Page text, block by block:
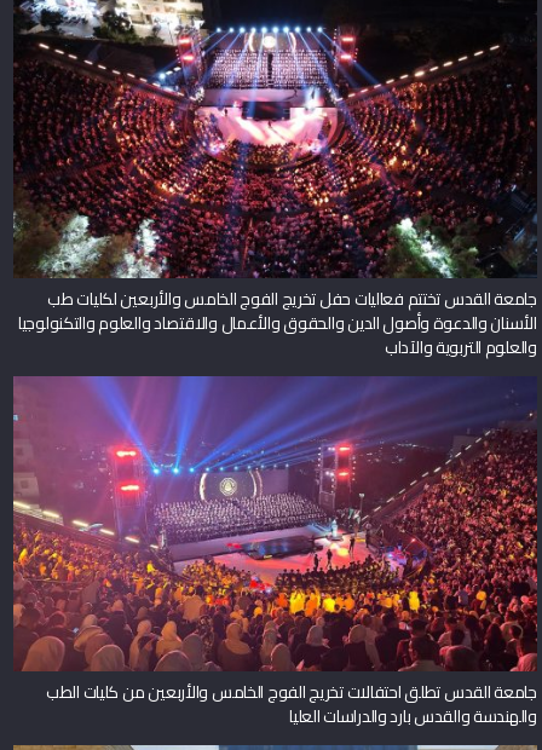
جامعة القدس تختتم فعاليات حفل تخريج الفوج الخامس والأربعين لكليات طب
الأسنان والدعوة وأصول الدين والحقوق والأعمال والاقتصاد والعلوم والتكنولوجيا
والعلوم التربوية والآداب
جامعة القدس تطلق احتفالات تخريج الفوج الخامس والأربعين من كليات الطب
والهندسة والقدس بارد والدراسات العليا